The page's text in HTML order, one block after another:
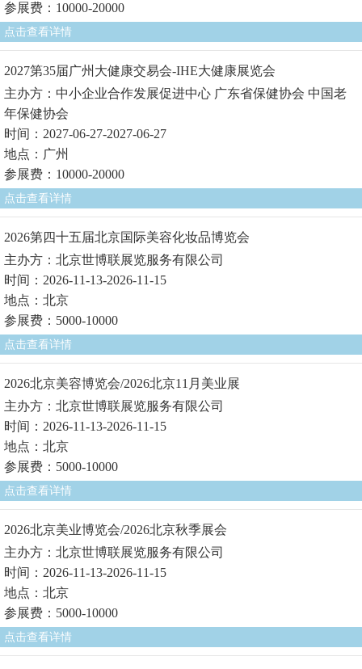
参展费：10000-20000
点击查看详情
2027第35届广州大健康交易会-IHE大健康展览会
主办方：中小企业合作发展促进中心 广东省保健协会 中国老
年保健协会
时间：2027-06-27-2027-06-27
地点：广州
参展费：10000-20000
点击查看详情
2026第四十五届北京国际美容化妆品博览会
主办方：北京世博联展览服务有限公司
时间：2026-11-13-2026-11-15
地点：北京
参展费：5000-10000
点击查看详情
2026北京美容博览会/2026北京11月美业展
主办方：北京世博联展览服务有限公司
时间：2026-11-13-2026-11-15
地点：北京
参展费：5000-10000
点击查看详情
2026北京美业博览会/2026北京秋季展会
主办方：北京世博联展览服务有限公司
时间：2026-11-13-2026-11-15
地点：北京
参展费：5000-10000
点击查看详情